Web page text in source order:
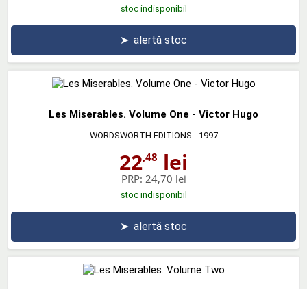
stoc indisponibil
➤ alertă stoc
Les Miserables. Volume One - Victor Hugo
WORDSWORTH EDITIONS - 1997
22,48 lei
PRP: 24,70 lei
stoc indisponibil
➤ alertă stoc